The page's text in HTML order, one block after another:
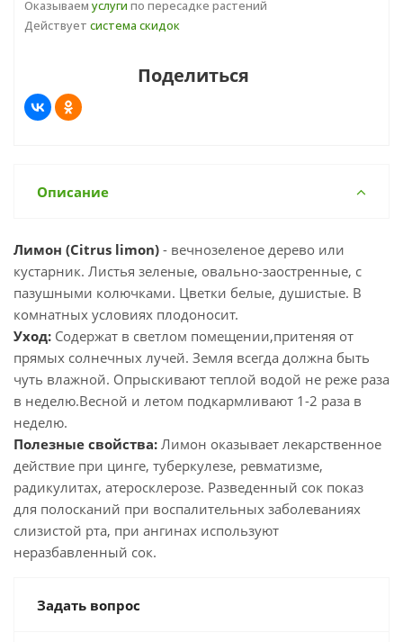
Оказываем услуги по пересадке растений
Действует система скидок
Поделиться
Описание
Лимон (Citrus limon) - вечнозеленое дерево или
кустарник. Листья зеленые, овально-заостренные, с
пазушными колючками. Цветки белые, душистые. В
комнатных условиях плодоносит.
Уход: Содержат в светлом помещении,притеняя от
прямых солнечных лучей. Земля всегда должна быть
чуть влажной. Опрыскивают теплой водой не реже раза
в неделю.Весной и летом подкармливают 1-2 раза в
неделю.
Полезные свойства: Лимон оказывает лекарственное
действие при цинге, туберкулезе, ревматизме,
радикулитах, атеросклерозе. Разведенный сок показ
для полосканий при воспалительных заболеваниях
слизистой рта, при ангинах используют
неразбавленный сок.
Задать вопрос